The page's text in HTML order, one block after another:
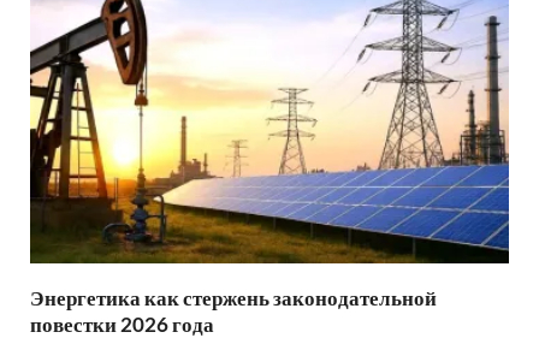
Энергетика как стержень законодательной
повестки 2026 года